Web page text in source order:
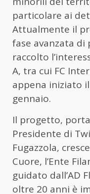
particolare ai
Attualmente il
fase avanzata di
raccolto
A, tra cui FC
appena iniziato
gennaio.
Il progetto,
Presidente di
Fugazzola,
Cuore, l’Ente
guidato dall’AD
oltre 20 anni è